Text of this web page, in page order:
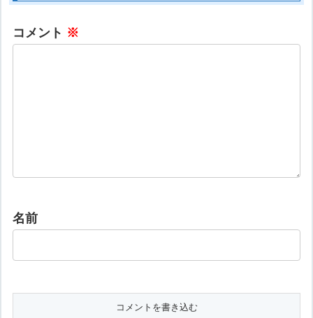
コメント ※
名前